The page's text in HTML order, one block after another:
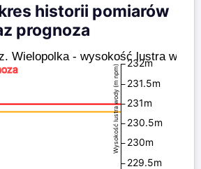
historii pomiarów
prognoza
Wysokość lustra wody (m npm)
229.5m
230m
230.5m
231m
231.5m
232m
Wielopolka - wysokość lustra wody